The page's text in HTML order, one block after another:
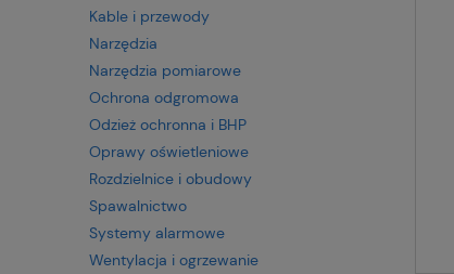
Kable i przewody
Narzędzia
Narzędzia pomiarowe
Ochrona odgromowa
Odzież ochronna i BHP
Oprawy oświetleniowe
Rozdzielnice i obudowy
Spawalnictwo
Systemy alarmowe
Wentylacja i ogrzewanie